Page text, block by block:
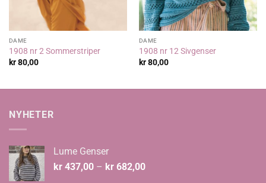
DAME
1908 nr 2 Sommerstriper
kr80,00
DAME
1908 nr 12 Sivgenser
kr80,00
NYHETER
Lume Genser
kr 437,00 – kr 682,00Prisområde: